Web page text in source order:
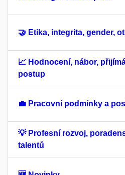
🤝 Etika, integrita, gender,
📈 Hodnocení, nábor,
postup
💼 Pracovní podmínky a
💡 Profesní rozvoj,
talentů